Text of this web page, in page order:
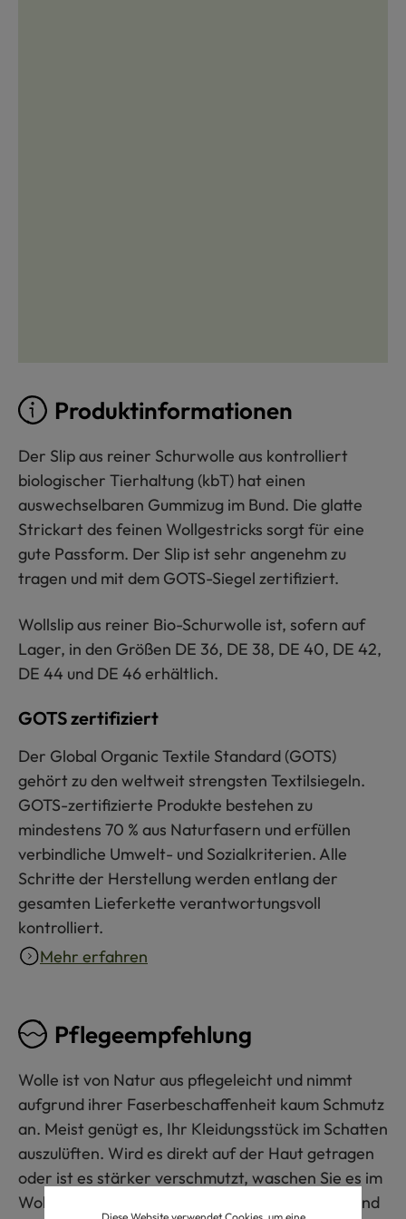
Produktinformationen
Der Slip aus reiner Schurwolle aus kontrolliert
biologischer Tierhaltung (kbT) hat einen
auswechselbaren Gummizug im Bund. Die glatte
Strickart des feinen Wollgestricks sorgt für eine
gute Passform. Der Slip ist sehr angenehm zu
tragen und mit dem GOTS-Siegel zertifiziert.
Wollslip aus reiner Bio-Schurwolle ist, sofern auf
Lager, in den Größen DE 36, DE 38, DE 40, DE 42,
DE 44 und DE 46 erhältlich.
GOTS zertifiziert
Der Global Organic Textile Standard (GOTS)
gehört zu den weltweit strengsten Textilsiegeln.
GOTS-zertifizierte Produkte bestehen zu
mindestens 70 % aus Naturfasern und erfüllen
verbindliche Umwelt- und Sozialkriterien. Alle
Schritte der Herstellung werden entlang der
gesamten Lieferkette verantwortungsvoll
kontrolliert.
Mehr erfahren
Pflegeempfehlung
Wolle ist von Natur aus pflegeleicht und nimmt
aufgrund ihrer Faserbeschaffenheit kaum Schmutz
an. Meist genügt es, Ihr Kleidungsstück im Schatten
auszulüften. Wird es direkt auf der Haut getragen
oder ist es stärker verschmutzt, waschen Sie es im
Wollwaschgang bis 30 °C mit Wollwaschmittel und
Diese Website verwendet Cookies, um eine